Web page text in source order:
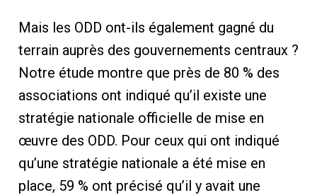
Mais les ODD ont-ils également gagné du
terrain auprès des gouvernements centraux ?
Notre étude montre que près de 80 % des
associations ont indiqué qu’il existe une
stratégie nationale officielle de mise en
œuvre des ODD. Pour ceux qui ont indiqué
qu’une stratégie nationale a été mise en
place, 59 % ont précisé qu’il y avait une